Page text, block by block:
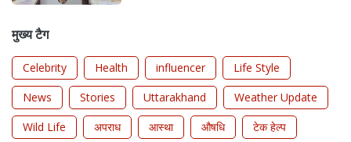
मुख्य टैग
Celebrity Health influencer
Life Style
News
Stories Uttarakhand
Weather Update
Wild Life
अपराध आस्था औषधि टेक हेल्प